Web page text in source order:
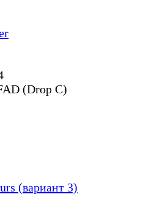
(Drop C)
(вариант 3)